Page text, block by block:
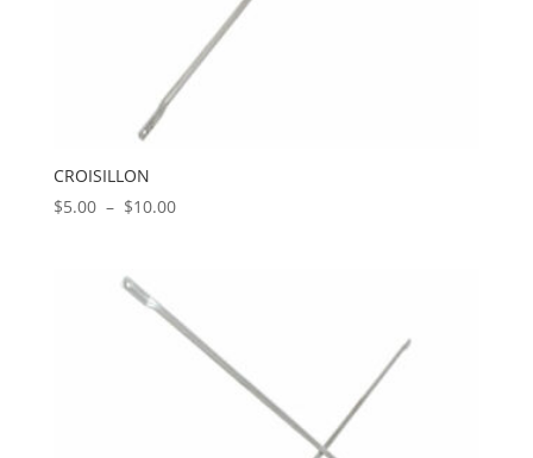
CROISILLON
$5.00 – $10.00Plage
à
$10.00